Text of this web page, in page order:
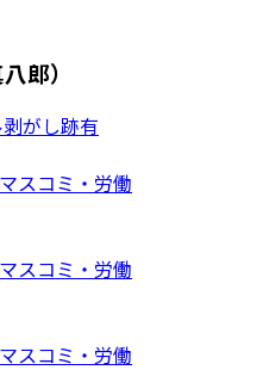
郎）
がし跡有
スコミ・労働
スコミ・労働
スコミ・労働